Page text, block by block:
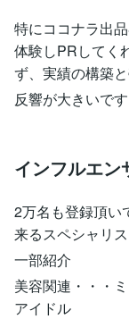
特にココナラ出
体験しPRしてく
ず、実績の構築
反響が大きいです
インフルエン
2万名も登録頂い
来るスペシャリ
一部紹介
美容関連・・・
アイドル